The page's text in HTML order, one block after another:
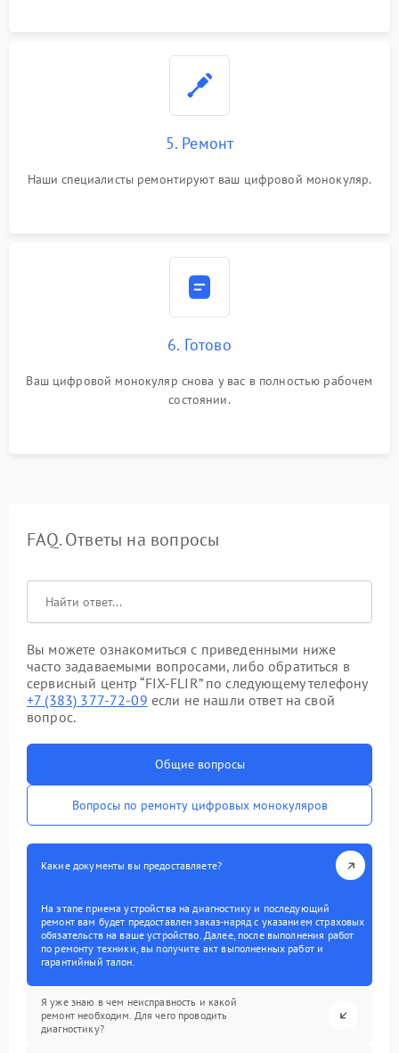
5. Ремонт
Наши специалисты ремонтируют ваш цифровой монокуляр.
6. Готово
Ваш цифровой монокуляр снова у вас в полностью рабочем
состоянии.
FAQ. Ответы на вопросы
Вы можете ознакомиться с приведенными ниже
часто задаваемыми вопросами, либо обратиться в
сервисный центр “FIX-FLIR” по следующему телефону
+7 (383) 377-72-09 если не нашли ответ на свой
вопрос.
Общие вопросы
Вопросы по ремонту цифровых монокуляров
Какие документы вы предоставляете?
На этапе приема устройства на диагностику и последующий
ремонт вам будет предоставлен заказ-наряд с указанием страховых
обязательств на ваше устройство. Далее, после выполнения работ
по ремонту техники, вы получите акт выполненных работ и
гарантийный талон.
Я уже знаю в чем неисправность и какой
ремонт необходим. Для чего проводить
диагностику?